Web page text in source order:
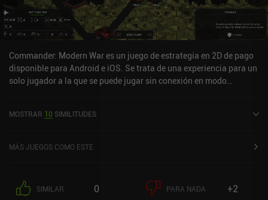
encarecidamente este breve juego a todos los aficionados a las
historias divertidas y estrafalarias, especialmente si te gustan los
juegos de sigilo como Serial Cleaner.
Commander: Modern War es un juego de estrategia en 2D de pago
disponible para Android e iOS. Se trata de una experiencia para un
solo jugador a la que se puede jugar sin conexión en modo
sobre 5,0 en la App Store de iOS.
MOSTRAR 10 SIMILITUDES
MÁS JUEGOS COMO ESTE
SIMILAR 0 PARA NADA +2